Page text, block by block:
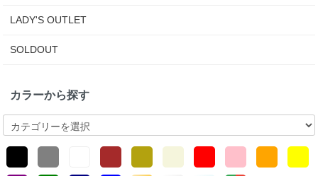
LADY'S OUTLET
SOLDOUT
カラーから探す